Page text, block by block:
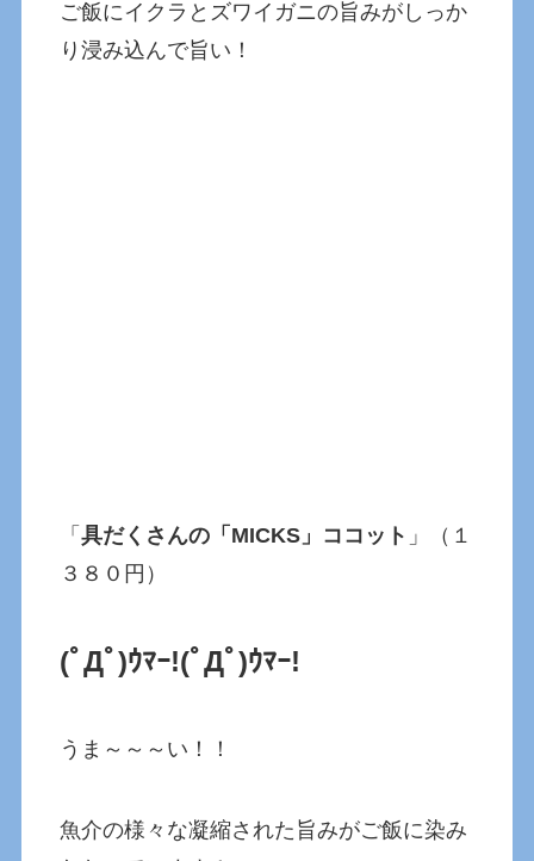
ご飯にイクラとズワイガニの旨みがしっか
り浸み込んで旨い！
「具だくさんの「MICKS」ココット 」（１
３８０円）
(ﾟДﾟ)ｳﾏｰ!(ﾟДﾟ)ｳﾏｰ!
うま～～～い！！
魚介の様々な凝縮された旨みがご飯に染み